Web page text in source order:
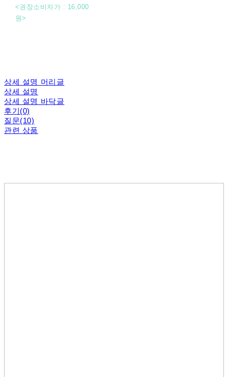
<권장소비자가 : 16,000
원>
상세 설명 머리글
상세 설명
상세 설명 바닥글
후기(0)
질문(10)
관련 상품